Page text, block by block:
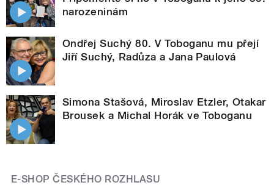
narozeninám
Ondřej Suchý 80. V Toboganu mu přejí
Jiří Suchý, Radůza a Jana Paulová
Simona Stašová, Miroslav Etzler, Otakar
Brousek a Michal Horák ve Toboganu
E-SHOP ČESKÉHO ROZHLASU